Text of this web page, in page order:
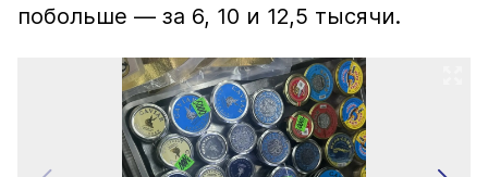
побольше — за 6, 10 и 12,5 тысячи.